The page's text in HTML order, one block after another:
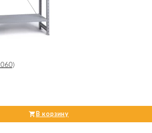
В корзину